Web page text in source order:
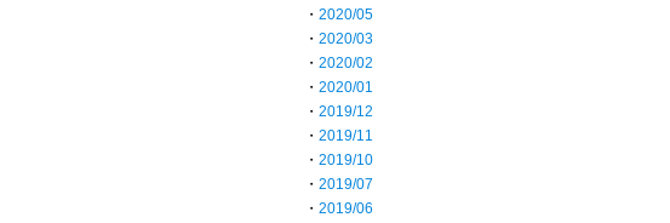
・ 2020/05
・ 2020/03
・ 2020/02
・ 2020/01
・ 2019/12
・ 2019/11
・ 2019/10
・ 2019/07
・ 2019/06